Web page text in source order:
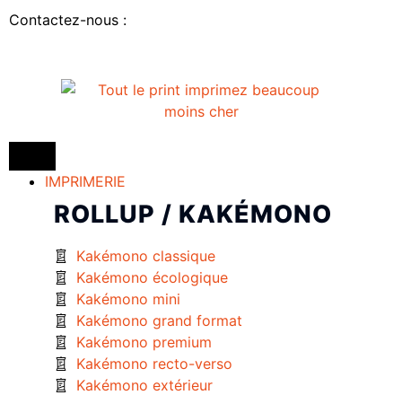
Contactez-nous :
IMPRIMERIE
ROLLUP / KAKÉMONO
Kakémono classique
Kakémono écologique
Kakémono mini
Kakémono grand format
Kakémono premium
Kakémono recto-verso
Kakémono extérieur